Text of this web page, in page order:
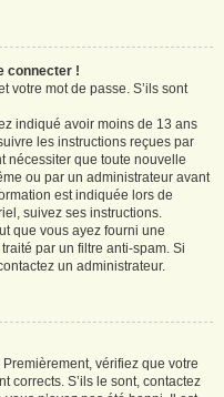
connecter !
votre mot de passe. S’ils sont
indiqué avoir moins de 13 ans
les instructions reçues par
nécessiter que toute nouvelle
ou par un administrateur avant
est indiquée lors de
suivez ses instructions.
que vous ayez fourni une
par un filtre anti-spam. Si
un administrateur.
vérifiez que votre
corrects. S’ils le sont, contactez